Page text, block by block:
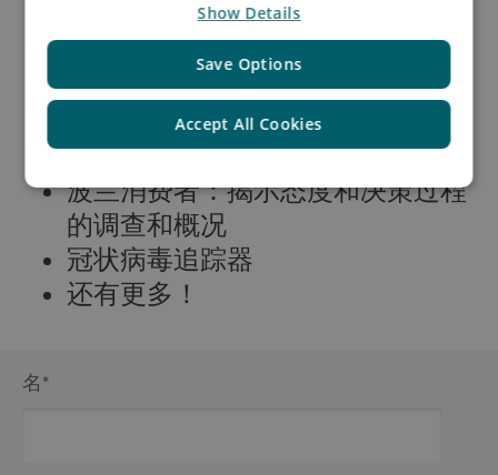
合作伙伴视角：采访Asendia中东
欧客户经理Felix Krause
数字化国家概况
电子商务概述：波兰的B2C在线零
售
波兰消费者：揭示态度和决策过程
的调查和概况
冠状病毒追踪器
还有更多！
名*
Save Options
Accept All Cookies
Show Details